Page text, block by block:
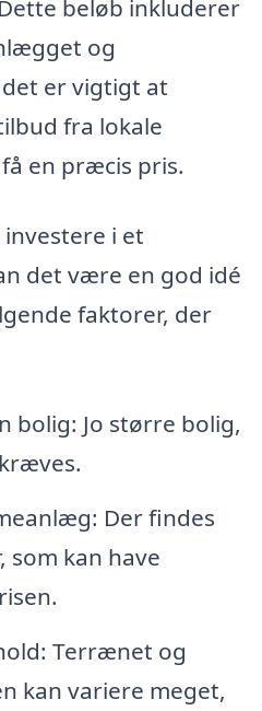
beløb inkluderer
og
er vigtigt at
fra lokale
en præcis pris.
i et
det være en god idé
faktorer, der
bolig: Jo større bolig,
Der findes
som kan have
Terrænet og
kan variere meget,